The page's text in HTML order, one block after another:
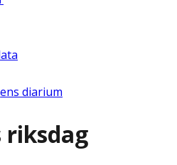
diarium
riksdag